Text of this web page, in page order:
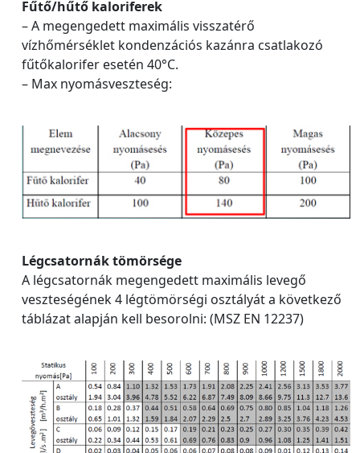
Fűtő/hűtő kaloriferek
– A megengedett maximális visszatérő
vízhőmérséklet kondenzációs kazánra csatlakozó
fűtőkalorifer esetén 40°C.
– Max nyomásveszteség:
Légcsatornák tömörsége
A légcsatornák megengedett maximális levegő
veszteségének 4 légtömörségi osztályát a következő
táblázat alapján kell besorolni: (MSZ EN 12237)